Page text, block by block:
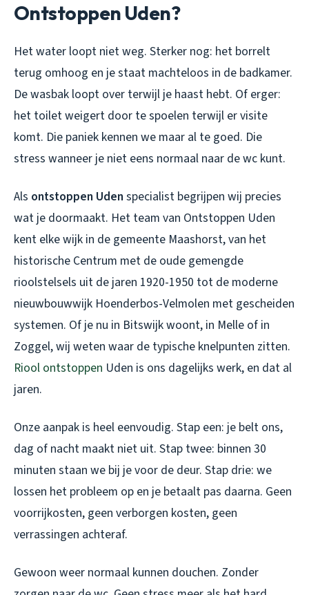
Ontstoppen Uden?
Het water loopt niet weg. Sterker nog: het borrelt
terug omhoog en je staat machteloos in de badkamer.
De wasbak loopt over terwijl je haast hebt. Of erger:
het toilet weigert door te spoelen terwijl er visite
komt. Die paniek kennen we maar al te goed. Die
stress wanneer je niet eens normaal naar de wc kunt.
Als ontstoppen Uden specialist begrijpen wij precies
wat je doormaakt. Het team van Ontstoppen Uden
kent elke wijk in de gemeente Maashorst, van het
historische Centrum met de oude gemengde
rioolstelsels uit de jaren 1920-1950 tot de moderne
nieuwbouwwijk Hoenderbos-Velmolen met gescheiden
systemen. Of je nu in Bitswijk woont, in Melle of in
Zoggel, wij weten waar de typische knelpunten zitten.
Riool ontstoppen Uden is ons dagelijks werk, en dat al
jaren.
Onze aanpak is heel eenvoudig. Stap een: je belt ons,
dag of nacht maakt niet uit. Stap twee: binnen 30
minuten staan we bij je voor de deur. Stap drie: we
lossen het probleem op en je betaalt pas daarna. Geen
voorrijkosten, geen verborgen kosten, geen
verrassingen achteraf.
Gewoon weer normaal kunnen douchen. Zonder